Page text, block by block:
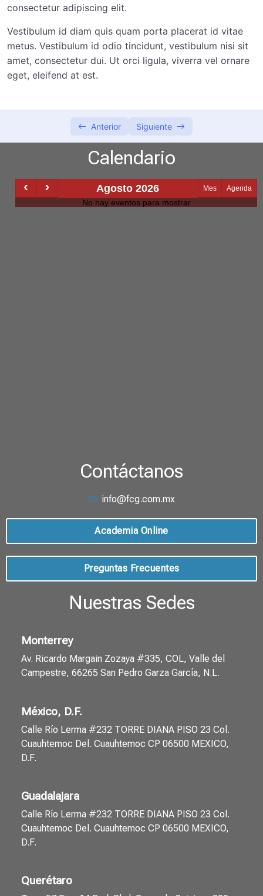
consectetur adipiscing elit.
Vestibulum id diam quis quam porta placerat id vitae
metus. Vestibulum id odio tincidunt, vestibulum nisi sit
amet, consectetur dui. Ut orci ligula, viverra vel ornare
eget, eleifend at est.
Anterior Siguiente
Calendario
Contáctanos
info@fcg.com.mx
Academia Online
Preguntas Frecuentes
Nuestras Sedes
Monterrey
Av. Ricardo Margain Zozaya #335, COL, Valle del
Campestre, 66265 San Pedro Garza García, N.L.
México, D.F.
Calle Río Lerma #232 TORRE DIANA PISO 23 Col.
Cuauhtemoc Del. Cuauhtemoc CP 06500 MEXICO,
D.F.
Guadalajara
Calle Río Lerma #232 TORRE DIANA PISO 23 Col.
Cuauhtemoc Del. Cuauhtemoc CP 06500 MEXICO,
D.F.
Querétaro